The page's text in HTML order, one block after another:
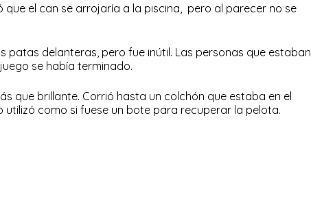
que el can se arrojaría a la piscina, pero al parecer no se
patas delanteras, pero fue inútil. Las personas que estaban
se había terminado.
que brillante. Corrió hasta un colchón que estaba en el
como si fuese un bote para recuperar la pelota.